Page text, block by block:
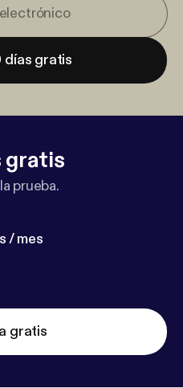
días gratis
gratis
prueba.
/ mes
gratis